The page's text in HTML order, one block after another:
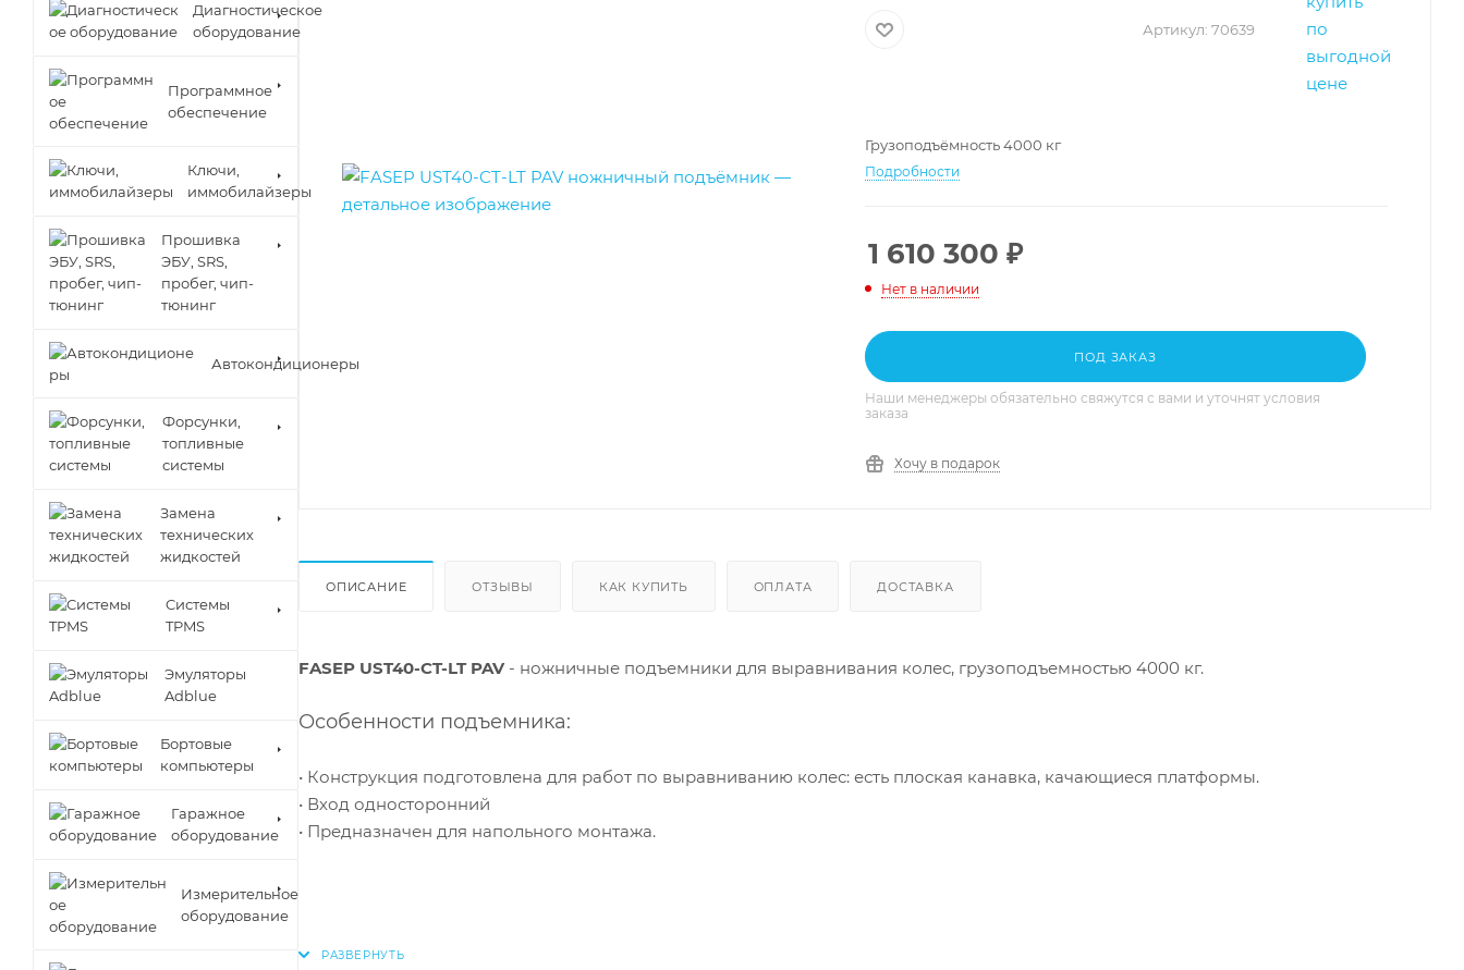
Артикул: 70639
Грузоподъёмность 4000 кг
Подробности
1 610 300 ₽
Нет в наличии
ПОД ЗАКАЗ
Наши менеджеры обязательно свяжутся с вами и уточнят условия
заказа
Хочу в подарок
ОПИСАНИЕ ОТЗЫВЫ КАК КУПИТЬ ОПЛАТА ДОСТАВКА
FASEP UST40-CT-LT PAV - ножничные подъемники для выравнивания колес, грузоподъемностью 4000 кг.
Особенности подъемника:
• Конструкция подготовлена для работ по выравниванию колес: есть плоская канавка, качающиеся платформы.
• Вход односторонний
• Предназначен для напольного монтажа.
Диагностическое
оборудование
Программное
обеспечение
Ключи,
иммобилайзеры
Прошивка
ЭБУ, SRS,
пробег, чип-
тюнинг
Автокондиционеры
Форсунки,
топливные
системы
Замена
технических
жидкостей
Cистемы
TPMS
Эмуляторы
Adblue
Бортовые
компьютеры
Гаражное
оборудование
Измерительное
оборудование